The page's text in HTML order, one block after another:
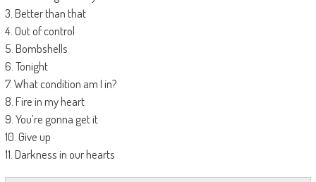
3. Better than that
4. Out of control
5. Bombshells
6. Tonight
7. What condition am I in?
8. Fire in my heart
9. You’re gonna get it
10. Give up
11. Darkness in our hearts